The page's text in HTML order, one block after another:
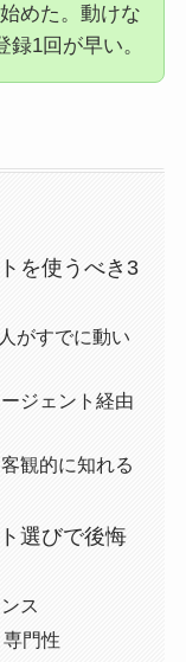
めた。動けな
1回が早い。
を使うべき3
がすでに動い
ジェント経由
観的に知れる
選びで後悔
ス
門性